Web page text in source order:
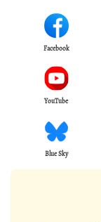
Facebook
YouTube
Blue Sky